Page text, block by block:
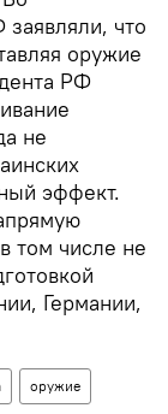
что
оружие
РФ
не
эффект.
том числе не
Германии,
оружие